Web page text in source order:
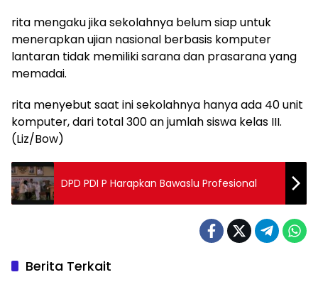
rita mengaku jika sekolahnya belum siap untuk
menerapkan ujian nasional berbasis komputer
lantaran tidak memiliki sarana dan prasarana yang
memadai.
rita menyebut saat ini sekolahnya hanya ada 40 unit
komputer, dari total 300 an jumlah siswa kelas III.
(Liz/Bow)
DPD PDI P Harapkan Bawaslu Profesional
Berita Terkait